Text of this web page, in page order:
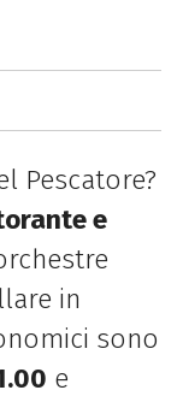
Pescatore?
e
in
sono
e